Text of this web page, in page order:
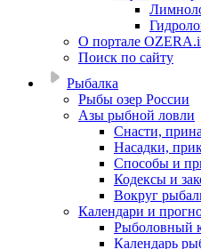
О портале
Поиск по сайту
Рыбалка
Рыбы озер России
Азы рыбной ловли
Снасти,
Насадки,
Способы и
Кодексы и
Вокруг
Календари и
Рыболовный
Календарь